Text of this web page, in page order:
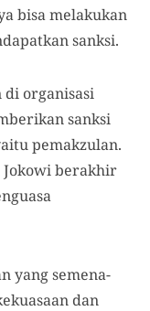
bisa melakukan
sanksi.
di organisasi
sanksi
pemakzulan.
Jokowi berakhir
yang semena-
dan